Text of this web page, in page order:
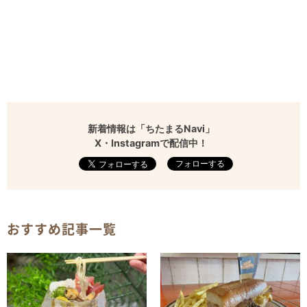
新着情報は「ちたまるNavi」
X・Instagramで配信中！
フォローする
おすすめ記事一覧